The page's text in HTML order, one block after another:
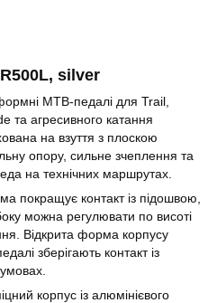
silver
MTB-педалі для Trail,
та агресивного катання
на взуття з плоскою
опору, сильне зчеплення та
на технічних маршрутах.
покращує контакт із підошвою,
можна регулювати по висоті
Відкрита форма корпусу
зберігають контакт із
корпус із алюмінієвого